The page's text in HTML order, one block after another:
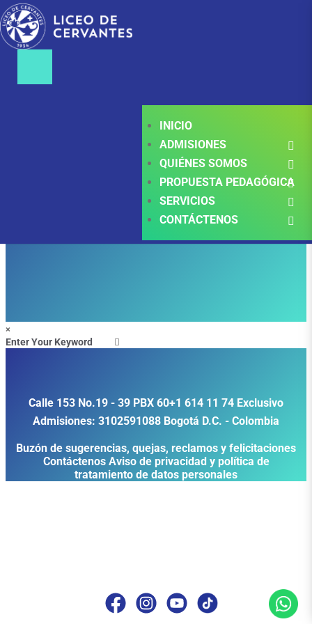
INICIO
ADMISIONES
QUIÉNES SOMOS
PROPUESTA PEDAGÓGICA
SERVICIOS
CONTÁCTENOS
Brochure
admisiones
Liceo de Cervantes Norte - Los mejores colegios
- Norte de Bogotá - Trilingüe - Bilingüe
×
Calle 153 No.19 - 39 PBX 60+1 614 11 74 Exclusivo
Admisiones: 3102591088 Bogotá D.C. - Colombia
Buzón de sugerencias, quejas, reclamos y felicitaciones
Contáctenos Aviso de privacidad y política de
tratamiento de datos personales